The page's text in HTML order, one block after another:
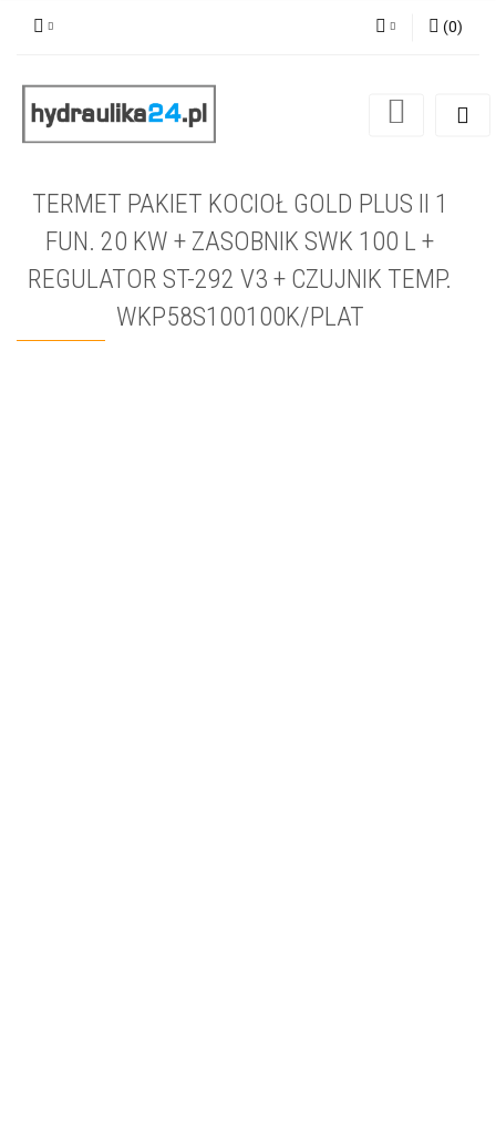
Zarejestruj się
(0)
TERMET PAKIET KOCIOŁ GOLD PLUS II 1
FUN. 20 KW + ZASOBNIK SWK 100 L +
REGULATOR ST-292 V3 + CZUJNIK TEMP.
WKP58S100100K/PLAT